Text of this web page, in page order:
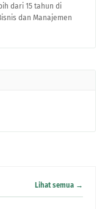
dari 15 tahun di
dan Manajemen
Lihat semua →